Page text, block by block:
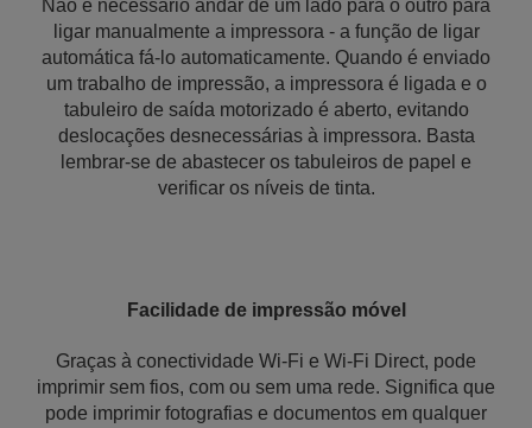
Não é necessário andar de um lado para o outro para
ligar manualmente a impressora - a função de ligar
automática fá-lo automaticamente. Quando é enviado
um trabalho de impressão, a impressora é ligada e o
tabuleiro de saída motorizado é aberto, evitando
deslocações desnecessárias à impressora. Basta
lembrar-se de abastecer os tabuleiros de papel e
verificar os níveis de tinta.
Facilidade de impressão móvel
Graças à conectividade Wi-Fi e Wi-Fi Direct, pode
imprimir sem fios, com ou sem uma rede. Significa que
pode imprimir fotografias e documentos em qualquer